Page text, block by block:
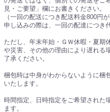
見・ご要望」欄にお書きください。
（一回の配送につき配送料金800円
申し込みの際は、一回の配達につき
ただし、年末年始・ＧＷ休暇・夏期
や災害、その他の理由により遅れる
了承ください。
梱包時は中身がわからないように梱
いたします。
時間指定、日時指定をご希望された
ます。